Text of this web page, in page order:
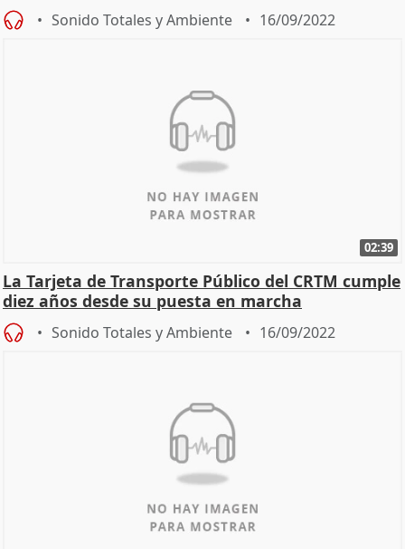
Sonido Totales y Ambiente 16/09/2022
02:39
La Tarjeta de Transporte Público del CRTM cumple
diez años desde su puesta en marcha
Sonido Totales y Ambiente 16/09/2022